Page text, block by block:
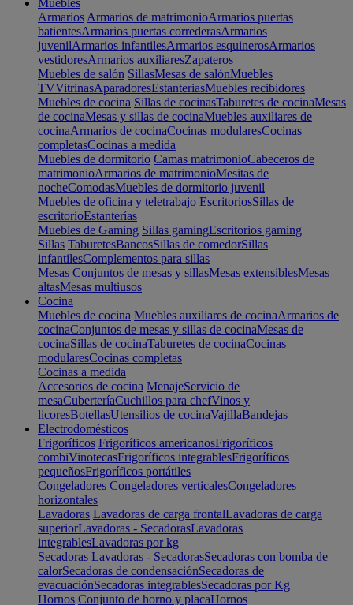
Muebles
Armarios Armarios de matrimonioArmarios puertas
batientesArmarios puertas correderasArmarios
juvenilArmarios infantilesArmarios esquinerosArmarios
vestidoresArmarios auxiliaresZapateros
Muebles de salón SillasMesas de salónMuebles
TVVitrinasAparadoresEstanteriasMuebles recibidores
Muebles de cocina Sillas de cocinasTaburetes de cocinaMesas
de cocinaMesas y sillas de cocinaMuebles auxiliares de
cocinaArmarios de cocinaCocinas modularesCocinas
completasCocinas a medida
Muebles de dormitorio Camas matrimonioCabeceros de
matrimonioArmarios de matrimonioMesitas de
nocheComodasMuebles de dormitorio juvenil
Muebles de oficina y teletrabajo EscritoriosSillas de
escritorioEstanterías
Muebles de Gaming Sillas gamingEscritorios gaming
Sillas TaburetesBancosSillas de comedorSillas
infantilesComplementos para sillas
Mesas Conjuntos de mesas y sillasMesas extensiblesMesas
altasMesas multiusos
Cocina
Muebles de cocina Muebles auxiliares de cocinaArmarios de
cocinaConjuntos de mesas y sillas de cocinaMesas de
cocinaSillas de cocinaTaburetes de cocinaCocinas
modularesCocinas completas
Cocinas a medida
Accesorios de cocina MenajeServicio de
mesaCuberteríaCuchillos para chefVinos y
licoresBotellasUtensilios de cocinaVajillaBandejas
Electrodomésticos
Frigoríficos Frigoríficos americanosFrigoríficos
combiVinotecasFrigoríficos integrablesFrigoríficos
pequeñosFrigoríficos portátiles
Congeladores Congeladores verticalesCongeladores
horizontales
Lavadoras Lavadoras de carga frontalLavadoras de carga
superiorLavadoras - SecadorasLavadoras
integrablesLavadoras por kg
Secadoras Lavadoras - SecadorasSecadoras con bomba de
calorSecadoras de condensaciónSecadoras de
evacuaciónSecadoras integrablesSecadoras por Kg
Hornos Conjunto de horno y placaHornos